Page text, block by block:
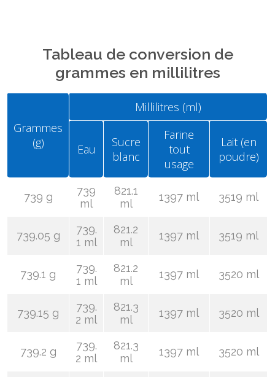
Tableau de conversion de
grammes en millilitres
Grammes
(g)
Millilitres (ml)
Eau
Sucre
blanc
Farine
tout
usage
Lait (en
poudre)
739 g
739
ml
821.1
ml
1397 ml 3519 ml
739.05 g
739.
1 ml
821.2
ml
1397 ml 3519 ml
739.1 g
739.
1 ml
821.2
ml
1397 ml 3520 ml
739.15 g
739.
2 ml
821.3
ml
1397 ml 3520 ml
739.2 g
739.
2 ml
821.3
ml
1397 ml 3520 ml